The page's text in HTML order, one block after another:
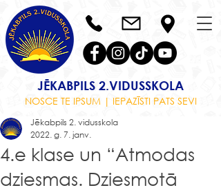
JĒKABPILS 2.VIDUSSKOLA
NOSCE TE IPSUM | IEPAZĪSTI PATS SEVI
4.e klase un “Atmodas
dziesmas. Dziesmotā
Jēkabpils 2. vidusskola
2022. g. 7. janv.